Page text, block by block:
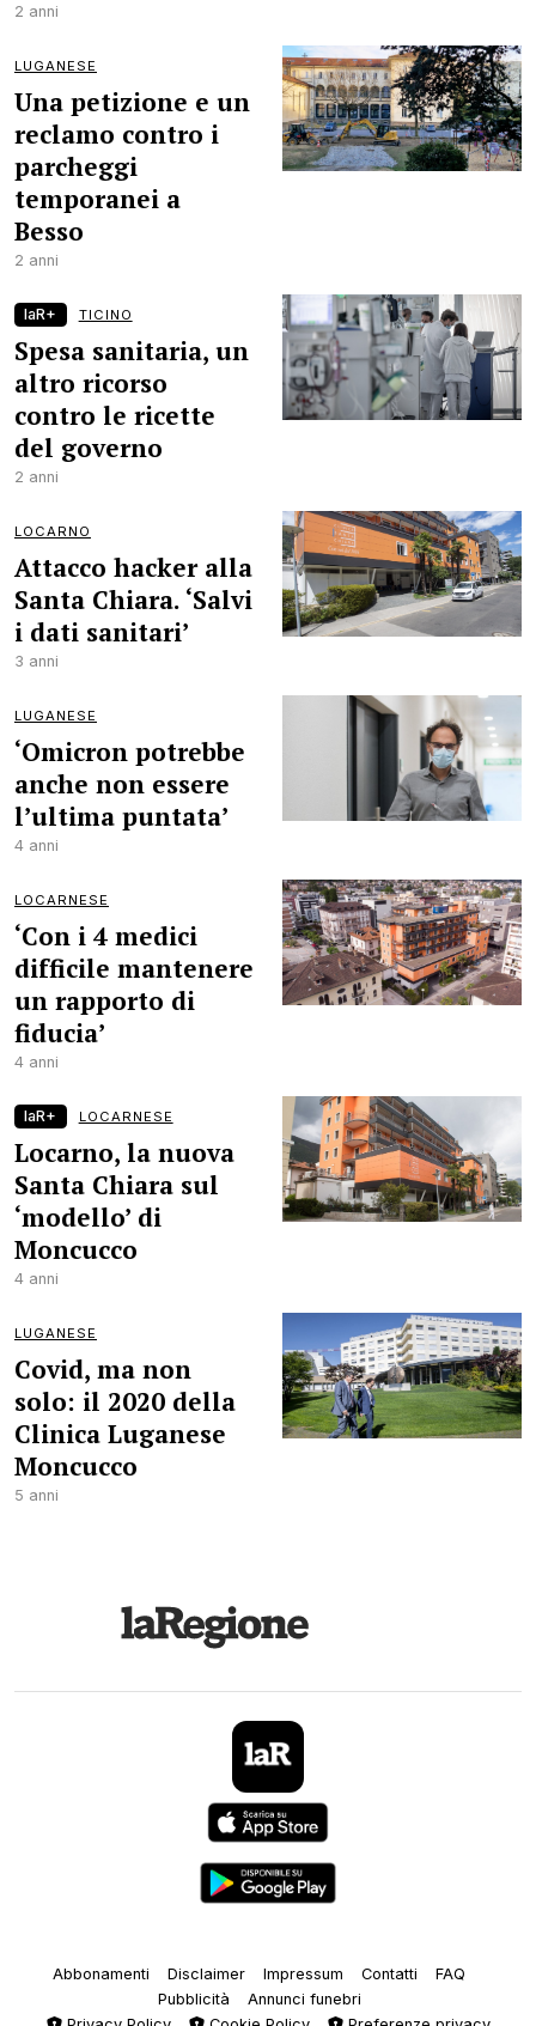
2 anni
LUGANESE
Una petizione e un
reclamo contro i
parcheggi
temporanei a
Besso
2 anni
laR+ TICINO
Spesa sanitaria, un
altro ricorso
contro le ricette
del governo
2 anni
LOCARNO
Attacco hacker alla
Santa Chiara. ‘Salvi
i dati sanitari’
3 anni
LUGANESE
‘Omicron potrebbe
anche non essere
l’ultima puntata’
4 anni
LOCARNESE
‘Con i 4 medici
difficile mantenere
un rapporto di
fiducia’
4 anni
laR+ LOCARNESE
Locarno, la nuova
Santa Chiara sul
‘modello’ di
Moncucco
4 anni
LUGANESE
Covid, ma non
solo: il 2020 della
Clinica Luganese
Moncucco
5 anni
Abbonamenti Disclaimer Impressum Contatti
FAQ
Pubblicità
Annunci funebri